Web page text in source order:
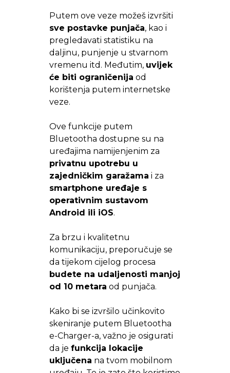
Putem ove veze možeš izvršiti
sve postavke punjača, kao i
pregledavati statistiku na
daljinu, punjenje u stvarnom
vremenu itd. Međutim, uvijek
će biti ograničenija od
korištenja putem internetske
veze.
Ove funkcije putem
Bluetootha dostupne su na
uređajima namijenjenim za
privatnu upotrebu u
zajedničkim garažama i za
smartphone uređaje s
operativnim sustavom
Android ili iOS.
Za brzu i kvalitetnu
komunikaciju, preporučuje se
da tijekom cijelog procesa
budete na udaljenosti manjoj
od 10 metara od punjača.
Kako bi se izvršilo učinkovito
skeniranje putem Bluetootha
e-Charger-a, važno je osigurati
da je funkcija lokacije
uključena na tvom mobilnom